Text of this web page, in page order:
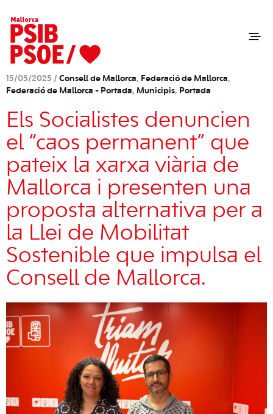
15/05/2025 / Consell de Mallorca, Federació de Mallorca,
Federació de Mallorca - Portada, Municipis, Portada
Els Socialistes denuncien
el “caos permanent” que
pateix la xarxa viària de
Mallorca i presenten una
proposta alternativa per a
la Llei de Mobilitat
Sostenible que impulsa el
Consell de Mallorca.